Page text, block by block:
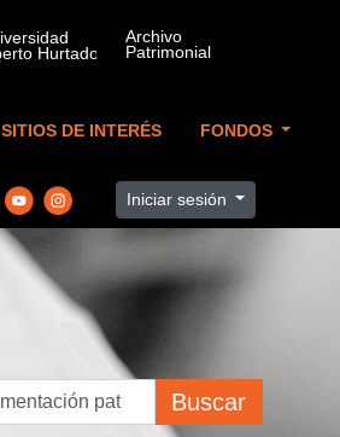
SITIOS DE INTERÉS FONDOS
Iniciar sesión
Buscar